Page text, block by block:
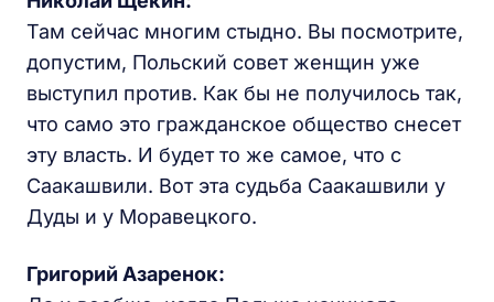
Там сейчас многим стыдно. Вы посмотрите,
допустим, Польский совет женщин уже
выступил против. Как бы не получилось так,
что само это гражданское общество снесет
эту власть. И будет то же самое, что с
Саакашвили. Вот эта судьба Саакашвили у
Дуды и у Моравецкого.
Григорий Азаренок: